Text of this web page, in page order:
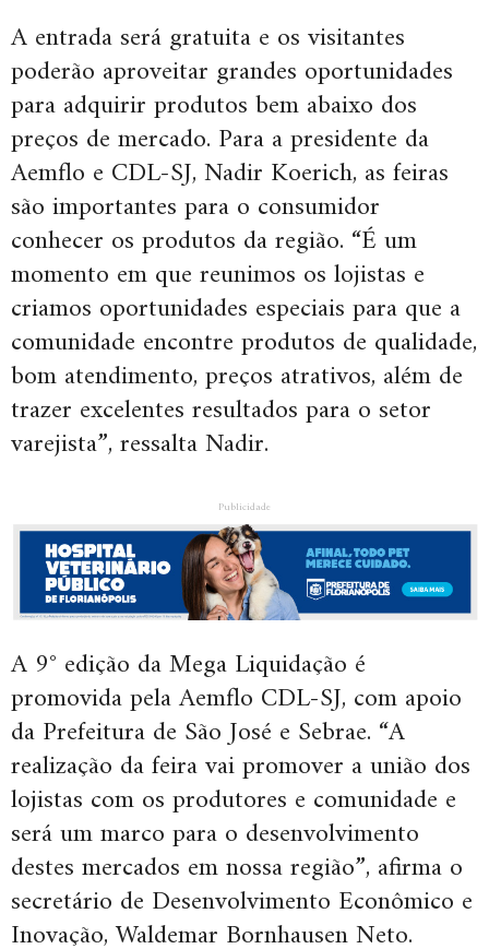
A entrada será gratuita e os visitantes
poderão aproveitar grandes oportunidades
para adquirir produtos bem abaixo dos
preços de mercado. Para a presidente da
Aemflo e CDL-SJ, Nadir Koerich, as feiras
são importantes para o consumidor
conhecer os produtos da região. “É um
momento em que reunimos os lojistas e
criamos oportunidades especiais para que a
comunidade encontre produtos de qualidade,
bom atendimento, preços atrativos, além de
trazer excelentes resultados para o setor
varejista”, ressalta Nadir.
Publicidade
A 9° edição da Mega Liquidação é
promovida pela Aemflo CDL-SJ, com apoio
da Prefeitura de São José e Sebrae. “A
realização da feira vai promover a união dos
lojistas com os produtores e comunidade e
será um marco para o desenvolvimento
destes mercados em nossa região”, afirma o
secretário de Desenvolvimento Econômico e
Inovação, Waldemar Bornhausen Neto.